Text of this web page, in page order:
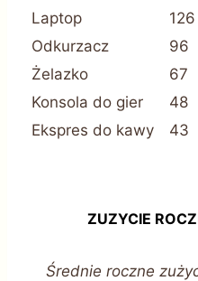
Laptop
126
Odkurzacz
96
Żelazko
67
Konsola do gier
48
Ekspres do kawy
43
ZUZYCIE
Średnie roczne